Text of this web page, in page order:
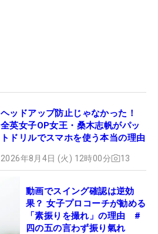
ヘッドアップ防止じゃなかった！
全英女子OP女王・桑木志帆がパッ
トドリルでスマホを使う本当の理由
2026年8月4日 (火) 12時00分 13
動画でスイング確認は逆効
果？ 女子プロコーチが勧める
「素振りを撮れ」の理由 #
四の五の言わず振り氣れ